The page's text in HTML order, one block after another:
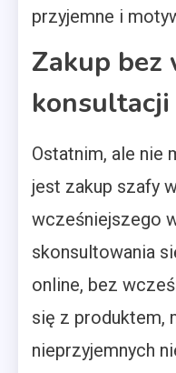
przyjemne i
Zakup bez
konsultacji
Ostatnim, ale nie
jest zakup szafy
wcześniejszego
skonsultowania
online, bez
się z produktem,
nieprzyjemnych